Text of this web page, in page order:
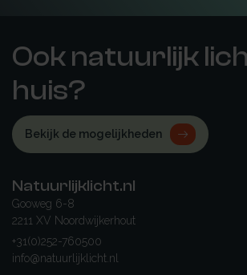
Ook natuurlijk
huis?
Bekijk de mogelijkheden
Natuurlijklicht.nl
Gooweg 6-8
2211 XV Noordwijkerhout
+31(0)252-760500
info@natuurlijklicht.nl